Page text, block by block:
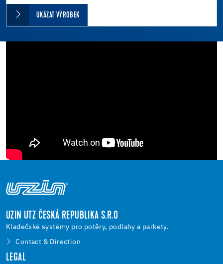
UKÁZAT VÝROBEK
UZIN UTZ ČESKÁ REPUBLIKA S.R.O
Kladečské systémy pro potěry, podlahy a parkety.
Contact & Direction
LEGAL